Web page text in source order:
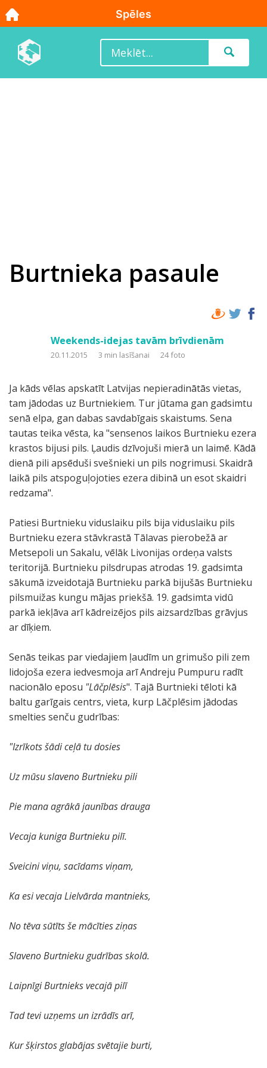
Burtnieka pasaule
Weekends-idejas tavām brīvdienām
20.11.2015 3 min lasīšanai 24 foto
Ja kāds vēlas apskatīt Latvijas nepieradinātās vietas,
tam jādodas uz Burtniekiem. Tur jūtama gan gadsimtu
senā elpa, gan dabas savdabīgais skaistums. Sena
tautas teika vēsta, ka "sensenos laikos Burtnieku ezera
krastos bijusi pils. Ļaudis dzīvojuši mierā un laimē. Kādā
dienā pili apsēduši svešnieki un pils nogrimusi. Skaidrā
laikā pils atspoguļojoties ezera dibinā un esot skaidri
redzama".
Patiesi Burtnieku viduslaiku pils bija viduslaiku pils
Burtnieku ezera stāvkrastā Tālavas pierobežā ar
Metsepoli un Sakalu, vēlāk Livonijas ordeņa valsts
teritorijā. Burtnieku pilsdrupas atrodas 19. gadsimta
sākumā izveidotajā Burtnieku parkā bijušās Burtnieku
pilsmuižas kungu mājas priekšā. 19. gadsimta vidū
parkā iekļāva arī kādreizējos pils aizsardzības grāvjus
ar dīķiem.
Senās teikas par viedajiem ļaudīm un grimušo pili zem
lidojoša ezera iedvesmoja arī Andreju Pumpuru radīt
nacionālo eposu "Lāčplēsis". Tajā Burtnieki tēloti kā
baltu garīgais centrs, vieta, kurp Lāčplēsim jādodas
smelties senču gudrības:
"Izrīkots šādi ceļā tu dosies
Uz mūsu slaveno Burtnieku pili
Pie mana agrākā jaunības drauga
Vecaja kuniga Burtnieku pilī.
Sveicini viņu, sacīdams viņam,
Ka esi vecaja Lielvārda mantnieks,
No tēva sūtīts še mācīties ziņas
Slaveno Burtnieku gudrības skolā.
Laipnīgi Burtnieks vecajā pilī
Tad tevi uzņems un izrādīs arī,
Kur šķirstos glabājas svētajie burti,